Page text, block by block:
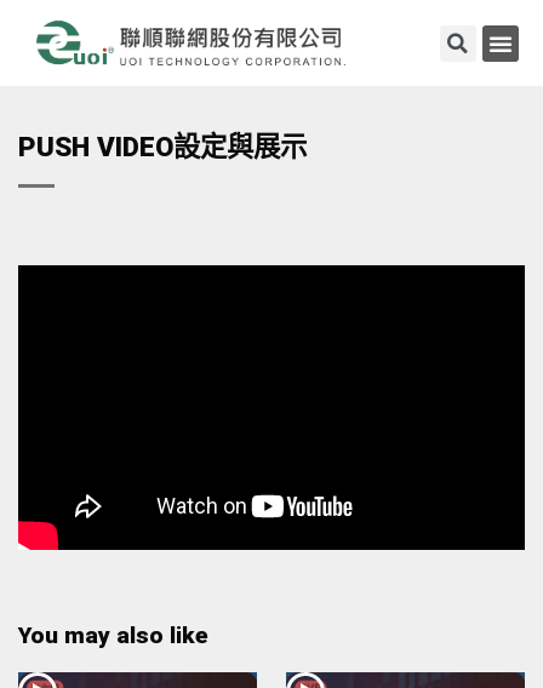
PUSH VIDEO設定與展示
You may also like